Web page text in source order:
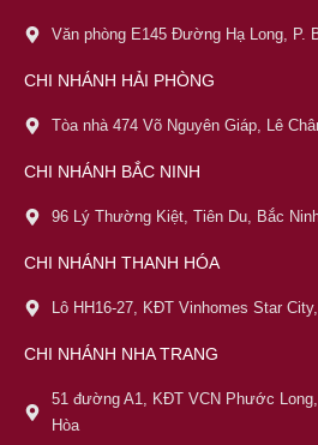
Văn phòng E145 Đường Hạ Long, P.
CHI NHÁNH HẢI PHÒNG
Tòa nhà 474 Võ Nguyên Giáp, Lê
CHI NHÁNH BẮC NINH
96 Lý Thường Kiệt, Tiên Du, Bắc
CHI NHÁNH THANH HÓA
Lô HH16-27, KĐT Vinhomes Star
CHI NHÁNH NHA TRANG
51 đường A1, KĐT VCN Phước
Hòa